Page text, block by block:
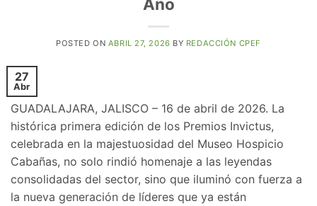
POSTED ON ABRIL 27, 2026 BY REDACCIÓN CPEF
27
Abr
​GUADALAJARA, JALISCO – 16 de abril de 2026. La
histórica primera edición de los Premios Invictus,
celebrada en la majestuosidad del Museo Hospicio
Cabañas, no solo rindió homenaje a las leyendas
consolidadas del sector, sino que iluminó con fuerza a
la nueva generación de líderes que ya están